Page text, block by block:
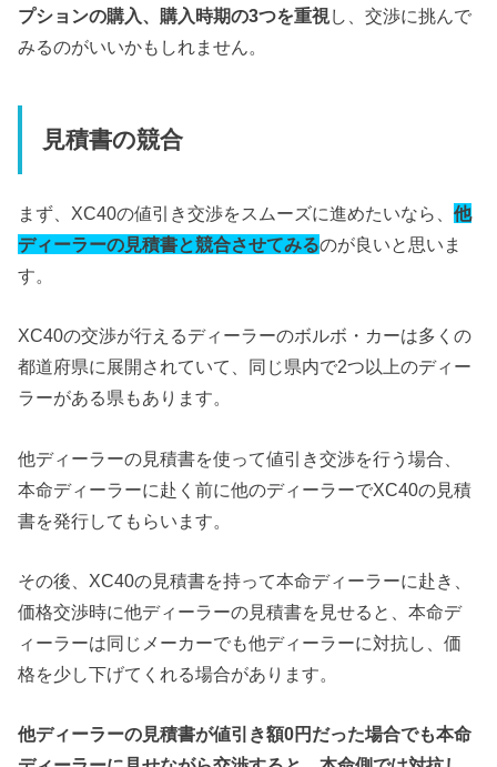
プションの購入、購入時期の3つを重視し、交渉に挑んで
みるのがいいかもしれません。
見積書の競合
まず、XC40の値引き交渉をスムーズに進めたいなら、他
ディーラーの見積書と競合させてみるのが良いと思いま
す。
XC40の交渉が行えるディーラーのボルボ・カーは多くの
都道府県に展開されていて、同じ県内で2つ以上のディー
ラーがある県もあります。
他ディーラーの見積書を使って値引き交渉を行う場合、
本命ディーラーに赴く前に他のディーラーでXC40の見積
書を発行してもらいます。
その後、XC40の見積書を持って本命ディーラーに赴き、
価格交渉時に他ディーラーの見積書を見せると、本命デ
ィーラーは同じメーカーでも他ディーラーに対抗し、価
格を少し下げてくれる場合があります。
他ディーラーの見積書が値引き額0円だった場合でも本命